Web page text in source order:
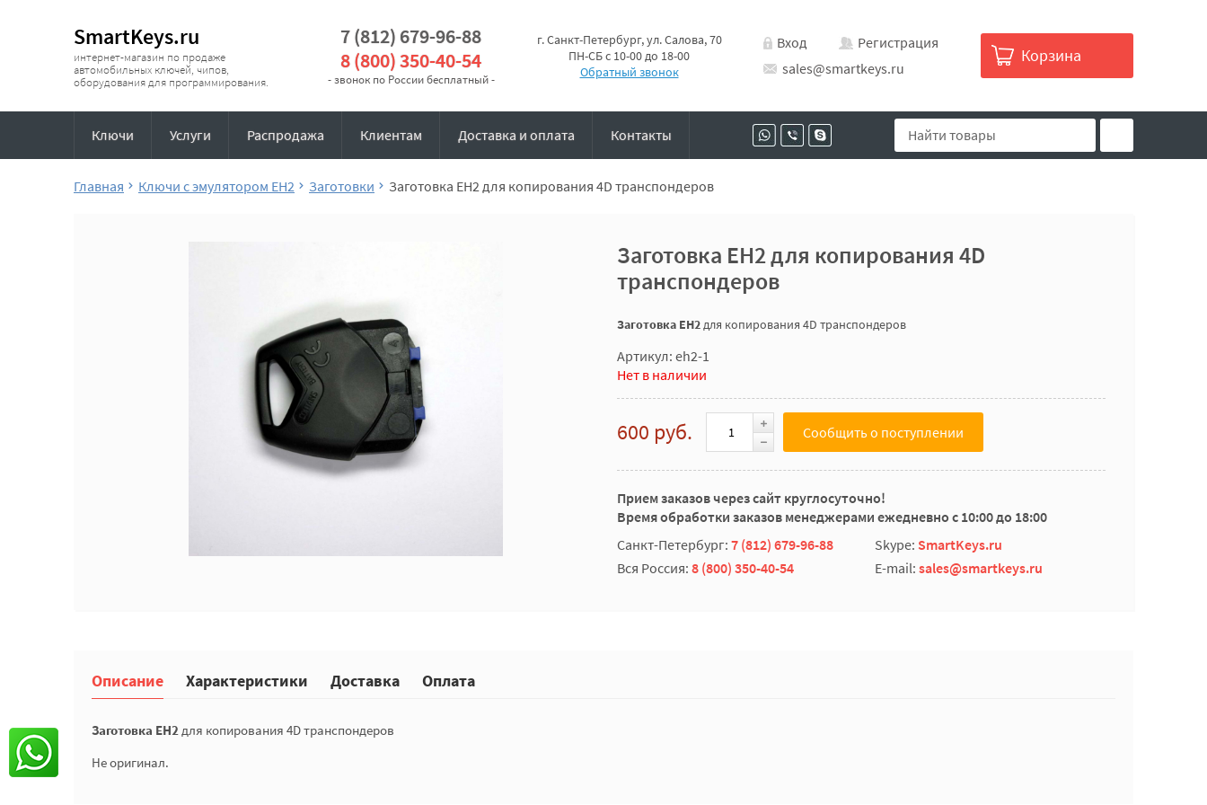
SmartKeys.ru
интернет-магазин по продаже
автомобильных ключей, чипов,
оборудования для программирования.
7 (812) 679-96-88
8 (800) 350-40-54
- звонок по России бесплатный -
г. Санкт-Петербург, ул. Салова, 70
ПН-СБ с 10-00 до 18-00
Обратный звонок
Вход
Регистрация
sales@smartkeys.ru
Корзина
Ключи Услуги Распродажа Клиентам Доставка и оплата Контакты
Главная Ключи с эмулятором EH2 Заготовки Заготовка EH2 для копирования 4D транспондеров
Заготовка EH2 для копирования 4D
транспондеров
Заготовка EH2для копирования 4D транспондеров
Артикул: eh2-1
Нет в наличии
600 руб. Сообщить о поступлении
Прием заказов через сайт круглосуточно!
Время обработки заказов менеджерами ежедневно с 10:00 до 18:00
Санкт-Петербург: 7 (812) 679-96-88 Skype: SmartKeys.ru
Вся Россия: 8 (800) 350-40-54 E-mail: sales@smartkeys.ru
Описание Характеристики Доставка Оплата
Заготовка EH2для копирования 4D транспондеров
Не оригинал.